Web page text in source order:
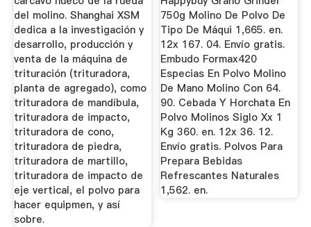
del molino. Shanghai XSM
dedica a la investigación y
desarrollo, producción y
venta de la máquina de
trituración (trituradora,
planta de agregado), como
trituradora de mandíbula,
trituradora de impacto,
trituradora de cono,
trituradora de piedra,
trituradora de martillo,
trituradora de impacto de
eje vertical, el polvo para
hacer equipmen, y así
sobre.
750g Molino De Polvo De
Tipo De Máqui 1,665. en.
12x 167. 04. Envío gratis.
Embudo Formax420
Especias En Polvo Molino
De Mano Molino Con 64.
90. Cebada Y Horchata En
Polvo Molinos Siglo Xx 1
Kg 360. en. 12x 36. 12.
Envío gratis. Polvos Para
Prepara Bebidas
Refrescantes Naturales
1,562. en.